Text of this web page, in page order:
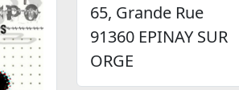
65, Grande Rue
91360 EPINAY SUR
ORGE